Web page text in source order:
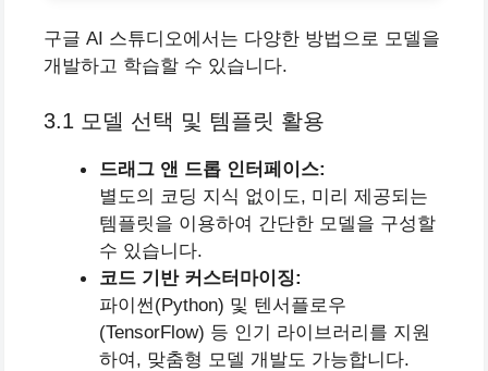
구글 AI 스튜디오에서는 다양한 방법으로 모델을
개발하고 학습할 수 있습니다.
3.1 모델 선택 및 템플릿 활용
드래그 앤 드롭 인터페이스:
별도의 코딩 지식 없이도, 미리 제공되는
템플릿을 이용하여 간단한 모델을 구성할
수 있습니다.
코드 기반 커스터마이징:
파이썬(Python) 및 텐서플로우
(TensorFlow) 등 인기 라이브러리를 지원
하여, 맞춤형 모델 개발도 가능합니다.